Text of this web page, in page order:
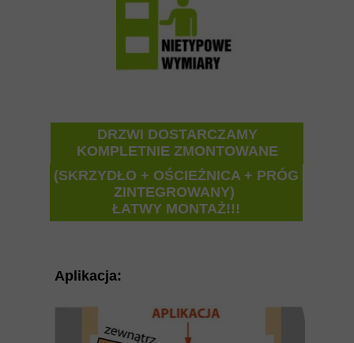
Aplikacja:
(SKRZYDŁO + OŚCIEŻNICA + PRÓG
ZINTEGROWANY)
ŁATWY MONTAŻ!!!
DRZWI DOSTARCZAMY
KOMPLETNIE ZMONTOWANE